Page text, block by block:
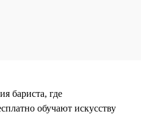
бариста, где
обучают искусству